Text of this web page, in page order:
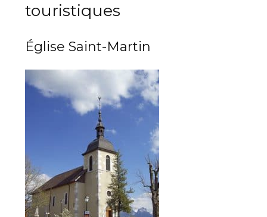
touristiques
Église Saint-Martin